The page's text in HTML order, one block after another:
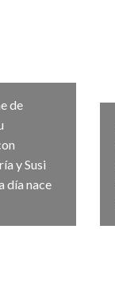
de
y Susi
día nace